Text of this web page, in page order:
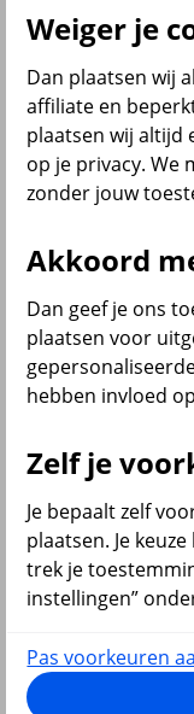
Schade melden
Gegevens
MKB verzuim
WIA-verzekering
Al onze
Zelf regelen
Medewerker
Weiger je
Dan plaatsen wij
affiliate en
plaatsen wij altijd
op je privacy. We
zonder jouw
Akkoord
Dan geef je ons
plaatsen voor
hebben invloed
Zelf je
Je bepaalt zelf
plaatsen. Je
trek je
instellingen”
Pas voorkeuren